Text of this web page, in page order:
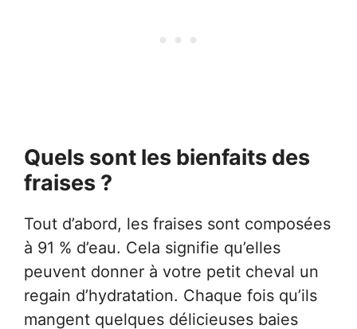
Quels sont les bienfaits des
fraises ?
Tout d’abord, les fraises sont composées
à 91 % d’eau. Cela signifie qu’elles
peuvent donner à votre petit cheval un
regain d’hydratation. Chaque fois qu’ils
mangent quelques délicieuses baies